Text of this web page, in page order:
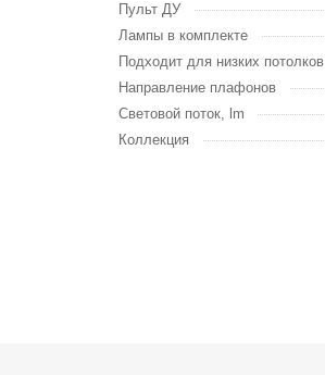
Пульт ДУ
Лампы в комплекте
Подходит для низких потолков
Направление плафонов
Световой поток, lm
Коллекция